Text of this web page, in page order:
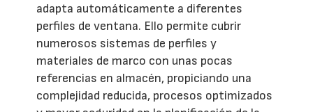
adapta automáticamente a diferentes
perfiles de ventana. Ello permite cubrir
numerosos sistemas de perfiles y
materiales de marco con unas pocas
referencias en almacén, propiciando una
complejidad reducida, procesos optimizados